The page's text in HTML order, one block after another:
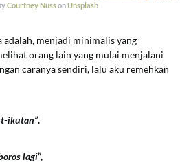
Courtney NussonUnsplash
adalah, menjadi minimalis yang
orang lain yang mulai menjalani
caranya sendiri, lalu aku remehkan
ikutan”.
lagi”,